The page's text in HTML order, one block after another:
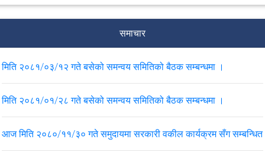
समाचार
मिति २०८१/०३/१२ गते बसेको समन्वय समितिको बैठक सम्बन्धमा ।
मिति २०८१/०१/२८ गते बसेको समन्वय समितिको बैठक सम्बन्धमा ।
आज मिति २०८०/११/३० गते समुदायमा सरकारी वकील कार्यक्रम सँग सम्बन्धित